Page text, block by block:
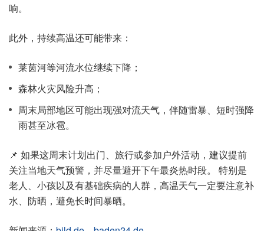
响。
此外，持续高温还可能带来：
莱茵河等河流水位继续下降；
森林火灾风险升高；
周末局部地区可能出现强对流天气，伴随雷暴、短时强降
雨甚至冰雹。
📌 如果这周末计划出门、旅行或参加户外活动，建议提前
关注当地天气预警，并尽量避开下午最炎热时段。 特别是
老人、小孩以及有基础疾病的人群，高温天气一定要注意补
水、防晒，避免长时间暴晒。